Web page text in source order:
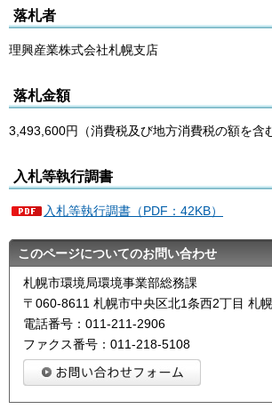
落札者
理興産業株式会社札幌支店
落札金額
3,493,600円（消費税及び地方消費税の額を含
入札等執行調書
入札等執行調書（PDF：42KB）
このページについてのお問い合わせ
札幌市環境局環境事業部総務課
〒060-8611 札幌市中央区北1条西2丁目 札
電話番号：011-211-2906
ファクス番号：011-218-5108